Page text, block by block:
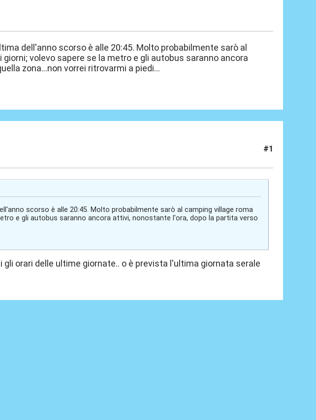
dell'anno scorso è alle 20:45. Molto probabilmente sarò al
volevo sapere se la metro e gli autobus saranno ancora
zona...non vorrei ritrovarmi a piedi...
#1
scorso è alle 20:45. Molto probabilmente sarò al camping village roma
e gli autobus saranno ancora attivi, nonostante l'ora, dopo la partita verso
orari delle ultime giornate.. o è prevista l'ultima giornata serale